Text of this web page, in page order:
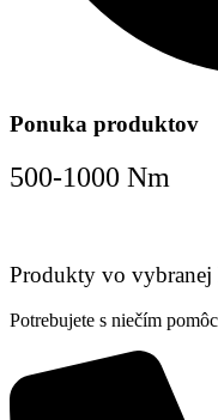
Ponuka produktov
500-1000 Nm
Produkty vo vybranej
Potrebujete s niečím